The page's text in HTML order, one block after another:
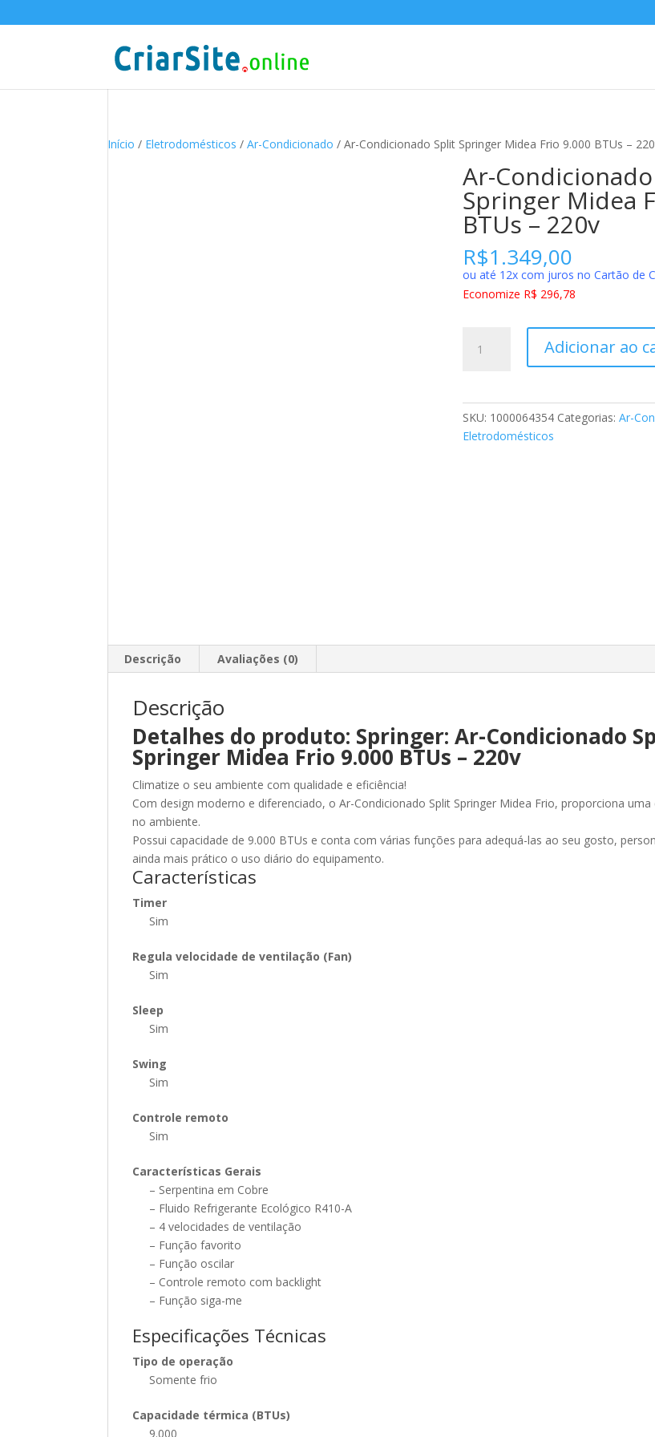
Início / Eletrodomésticos /Ar-Condicionado / Ar-Condicionado Split Springer Midea Frio 9.000 BTUs –
Ar-
Springer Midea
BTUs – 220v
R$1.349,00
ou até 12x com juros no Cartão de
Economize R$ 296,78
Condicionado
Frio
Adicionar ao
SKU: 1000064354 Categorias: Ar-
Eletrodomésticos
Descrição Avaliações (0)
Descrição
Detalhes do produto: Springer: Ar-Condicionado
Springer Midea Frio 9.000 BTUs – 220v
Climatize o seu ambiente com qualidade e eficiência!
Com design moderno e diferenciado, o Ar-Condicionado Split Springer Midea Frio, proporciona uma
no ambiente.
Possui capacidade de 9.000 BTUs e conta com várias funções para adequá-las ao seu gosto,
ainda mais prático o uso diário do equipamento.
Características
Timer
Sim
Regula velocidade de ventilação (Fan)
Sim
Sleep
Sim
Swing
Sim
Controle remoto
Sim
Características Gerais
– Serpentina em Cobre
– Fluido Refrigerante Ecológico R410-A
– 4 velocidades de ventilação
– Função favorito
– Função oscilar
– Controle remoto com backlight
– Função siga-me
Especificações Técnicas
Tipo de operação
Somente frio
Capacidade térmica (BTUs)
9.000